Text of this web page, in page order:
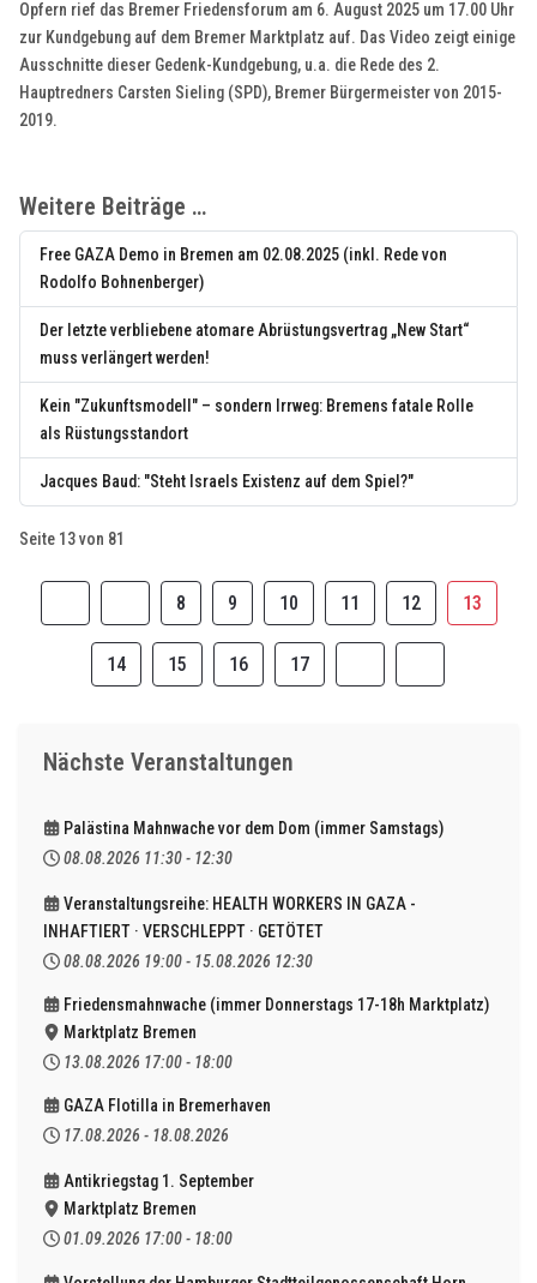
Opfern rief das Bremer Friedensforum am 6. August 2025 um 17.00 Uhr
zur Kundgebung auf dem Bremer Marktplatz auf. Das Video zeigt einige
Ausschnitte dieser Gedenk-Kundgebung, u.a. die Rede des 2.
Hauptredners Carsten Sieling (SPD), Bremer Bürgermeister von 2015-
2019.
Weitere Beiträge …
Free GAZA Demo in Bremen am 02.08.2025 (inkl. Rede von
Rodolfo Bohnenberger)
Der letzte verbliebene atomare Abrüstungsvertrag „New Start“
muss verlängert werden!
Kein "Zukunftsmodell" – sondern Irrweg: Bremens fatale Rolle
als Rüstungsstandort
Jacques Baud: "Steht Israels Existenz auf dem Spiel?"
Seite 13 von 81
8 9 10 11 12 13
14 15 16 17
Nächste Veranstaltungen
Palästina Mahnwache vor dem Dom (immer Samstags)
08.08.2026 11:30 - 12:30
Veranstaltungsreihe: HEALTH WORKERS IN GAZA -
INHAFTIERT · VERSCHLEPPT · GETÖTET
08.08.2026 19:00 - 15.08.2026 12:30
Friedensmahnwache (immer Donnerstags 17-18h Marktplatz)
Marktplatz Bremen
13.08.2026 17:00 - 18:00
GAZA Flotilla in Bremerhaven
17.08.2026 - 18.08.2026
Antikriegstag 1. September
Marktplatz Bremen
01.09.2026 17:00 - 18:00